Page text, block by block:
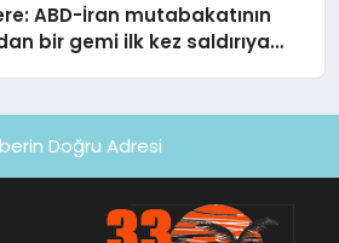
ABD-İran mutabakatının
bir gemi ilk kez saldırıya
Doğru Adresi